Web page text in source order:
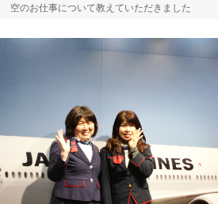
空のお仕事について教えていただきました